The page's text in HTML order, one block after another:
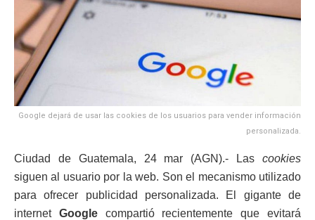
Google dejará de usar las cookies de los usuarios para vender información
personalizada.
Ciudad de Guatemala, 24 mar (AGN).- Las cookies
siguen al usuario por la web. Son el mecanismo utilizado
para ofrecer publicidad personalizada. El gigante de
internet Googlecompartió recientemente que evitará